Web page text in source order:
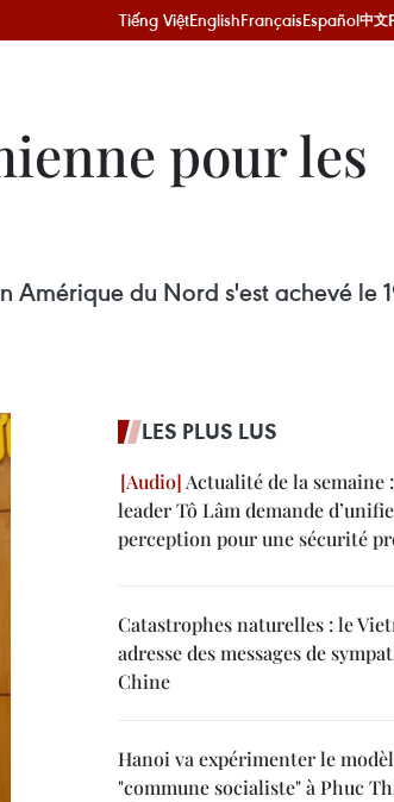
Tiếng ViệtEnglishFrançaisEspañol中文
pour les
Amérique du Nord s'est achevé le
LES PLUS LUS
Actualité de la semaine
leader Tô Lâm demande
perception pour une sécurité
Catastrophes naturelles : le
adresse des messages de
Chine
Hanoi va expérimenter le
"commune socialiste" à Phuc